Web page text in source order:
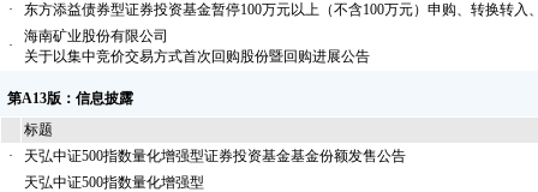
·
东方添益债券型证券投资基金暂停100万元以上（不含100万元）申购、转换转入
·
海南矿业股份有限公司
关于以集中竞价交易方式首次回购股份暨回购进展公告
第A13版：信息披露
标题
·
天弘中证500指数量化增强型证券投资基金基金份额发售公告
天弘中证500指数量化增强型